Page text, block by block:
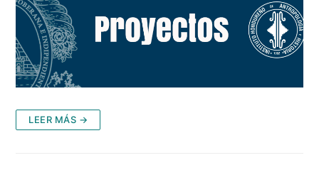
LEER MÁS →